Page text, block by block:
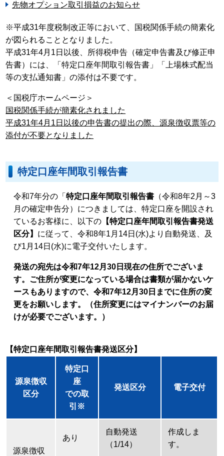
先物オプション取引損益のお知らせ
※平成31年度税制改正等において、国税関係手続の簡素化
が図られることとなりました。
平成31年4月1日以後、所得税申告（確定申告書及び修正申
告書）には、「特定口座年間取引報告書」「上場株式配当
等の支払通知書」の添付は不要です。
＜国税庁ホームページ＞
国税関係手続が簡素化されました
平成31年4月1日以後の申告書の提出の際、源泉徴収票等の
添付が不要となりました
特定口座年間取引報告書
令和7年分の「特定口座年間取引報告書 （令和8年2月～3
月の確定申告分）につきましては、特定口座を開設され
ているお客様に、以下の 【特定口座年間取引報告書発送
区分】 に従って、令和8年1月14日(水)より自動発送、及
び1月14日(水)に電子交付いたします。
発送の宛先は令和7年12月30日現在の住所でございま
す。ご住所が変更になっている場合は書類が届かないケ
ースもありますので、令和7年12月30日までに住所の変
更をお願いします。（住所変更にはマイナンバーのお届
けが必要でございます。）
【特定口座年間取引報告書発送区分】
源泉徴収
区分
特定口
座
での取
引※
発送区分 電子交付
源泉徴収
あり
自動発送
（1/14）
作成しま
す。